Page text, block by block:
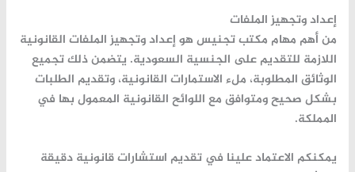
إعداد وتجهيز الملفات
من أهم مهام مكتب تجنيس هو إعداد وتجهيز الملفات القانونية
اللازمة للتقديم على الجنسية السعودية. يتضمن ذلك تجميع
الوثائق المطلوبة، ملء الاستمارات القانونية، وتقديم الطلبات
بشكل صحيح ومتوافق مع اللوائح القانونية المعمول بها في
المملكة.
يمكنكم الاعتماد علينا في تقديم استشارات قانونية دقيقة